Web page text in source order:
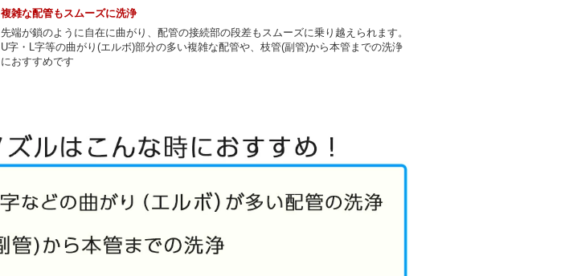
複雑な配管もスムーズに洗浄
先端が鎖のように自在に曲がり、配管の接続部の段差もスムーズに乗り越えられます。
U字・L字等の曲がり(エルボ)部分の多い複雑な配管や、枝管(副管)から本管までの洗浄
におすすめです